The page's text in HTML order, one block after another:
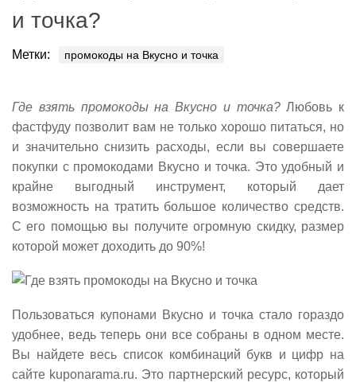
и точка?
Метки: промокоды на Вкусно и точка
Где взять промокоды на Вкусно и точка?Любовь к
фастфуду позволит вам не только хорошо питаться, но
и значительно снизить расходы, если вы совершаете
покупки с промокодами Вкусно и точка. Это удобный и
крайне выгодный инструмент, который дает
возможность на тратить большое количество средств.
С его помощью вы получите огромную скидку, размер
которой может доходить до 90%!
Пользоваться купонами Вкусно и точка стало гораздо
удобнее, ведь теперь они все собраны в одном месте.
Вы найдете весь список комбинаций букв и цифр на
сайте kuponarama.ru. Это партнерский ресурс, который